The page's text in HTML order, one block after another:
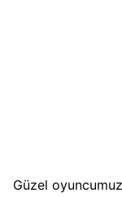
Güzel